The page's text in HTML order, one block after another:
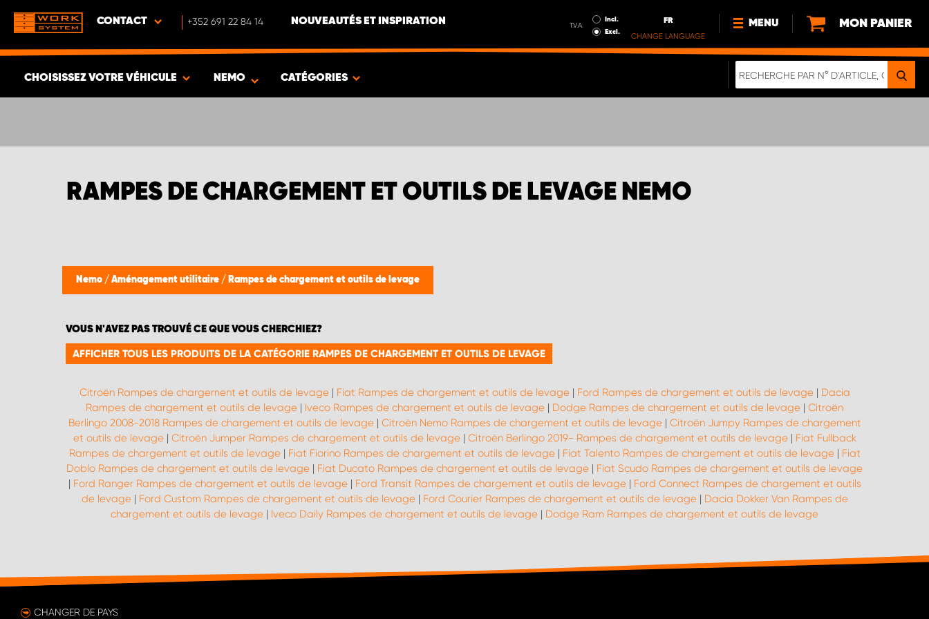
CONTACT +352 691 22 84 14 NOUVEAUTÉS ET INSPIRATION T.V.A.
Incl.
Excl.
FR
CHANGE LANGUAGE
MENU
NOUVEAUTÉS
MON PANIER
CHOISISSEZ VOTRE VÉHICULE NEMO CATÉGORIES
RAMPES DE CHARGEMENT ET OUTILS DE LEVAGE NEMO
Nemo / Aménagement utilitaire / Rampes de chargement et outils de levage
VOUS N'AVEZ PAS TROUVÉ CE QUE VOUS CHERCHIEZ?
AFFICHER TOUS LES PRODUITS DE LA CATÉGORIE RAMPES DE CHARGEMENT ET OUTILS DE LEVAGE
Citroën Rampes de chargement et outils de levage| Fiat Rampes de chargement et outils de levage| Ford Rampes de chargement et outils de levage| Dacia
Rampes de chargement et outils de levage | Iveco Rampes de chargement et outils de levage | Dodge Rampes de chargement et outils de levage | Citroën
Berlingo 2008-2018 Rampes de chargement et outils de levage| Citroën Nemo Rampes de chargement et outils de levage| Citroën Jumpy Rampes de chargement
et outils de levage| Citroën Jumper Rampes de chargement et outils de levage| Citroën Berlingo 2019- Rampes de chargement et outils de levage| Fiat Fullback
Rampes de chargement et outils de levage| Fiat Fiorino Rampes de chargement et outils de levage| Fiat Talento Rampes de chargement et outils de levage| Fiat
Doblo Rampes de chargement et outils de levage | Fiat Ducato Rampes de chargement et outils de levage | Fiat Scudo Rampes de chargement et outils de levage
| Ford Ranger Rampes de chargement et outils de levage| Ford Transit Rampes de chargement et outils de levage| Ford Connect Rampes de chargement et outils
de levage| Ford Custom Rampes de chargement et outils de levage| Ford Courier Rampes de chargement et outils de levage| Dacia Dokker Van Rampes de
chargement et outils de levage | Iveco Daily Rampes de chargement et outils de levage | Dodge Ram Rampes de chargement et outils de levage
CHANGER DE PAYS